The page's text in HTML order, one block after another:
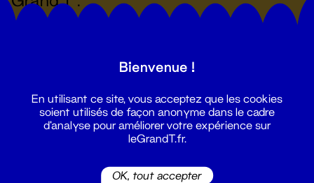
Bienvenue !
En utilisant ce site, vous acceptez que les cookies
soient utilisés de façon anonyme dans le cadre
d'analyse pour améliorer votre expérience sur
leGrandT.fr.
OK, tout accepter